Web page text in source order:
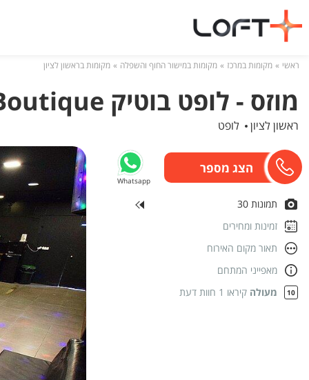
ראשי מקומות במרכז מקומות במישור החוף והשפלה מקומות בראשון לציון
מוזס - לופט בוטיק Moses Loft Boutique
ראשון לציון לופט
Whatsapp
תמונות 30
זמינות ומחירים
תאור מקום האירוח
מאפייני המתחם
10 מעולה קיראו 1 חוות דעת